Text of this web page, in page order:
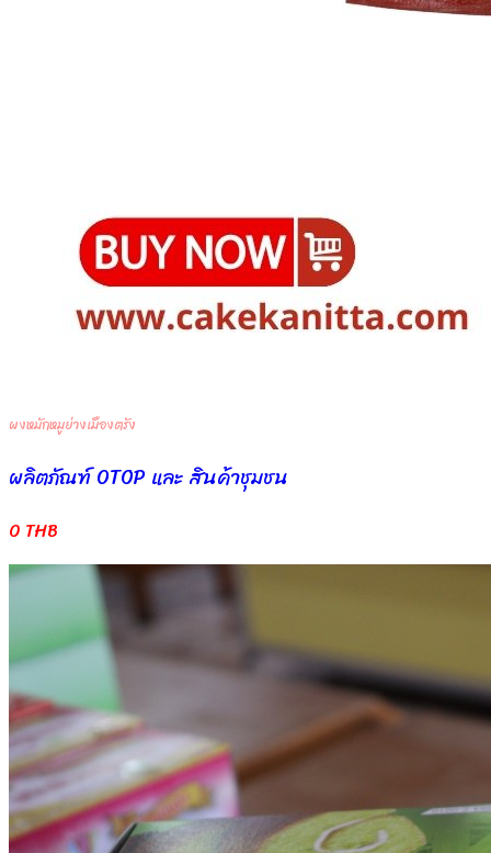
ผงหมักหมูย่างเมืองตรัง
ผลิตภัณฑ์ OTOP และ สินค้าชุมชน
0 THB